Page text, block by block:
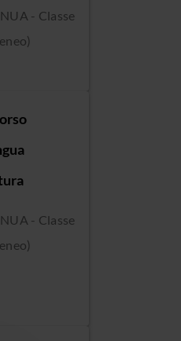
- Classe
- Classe